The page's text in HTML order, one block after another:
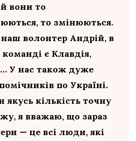
вони то
то змінюються.
наш волонтер Андрій, в
команді є Клавдія,
У нас також дуже
по Україні.
якусь кількість точну
я вважаю, що зараз
— це всі люди, які